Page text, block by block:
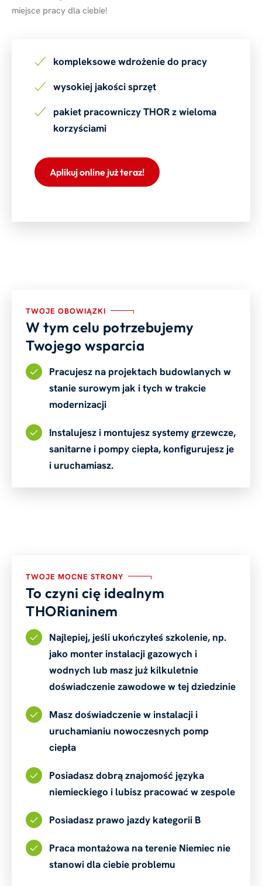
miejsce pracy dla ciebie!
kompleksowe wdrożenie do pracy
wysokiej jakości sprzęt
pakiet pracowniczy THOR z wieloma
korzyściami
Aplikuj online już teraz!
TWOJE OBOWIĄZKI
W tym celu potrzebujemy
Twojego wsparcia
Pracujesz na projektach budowlanych w
stanie surowym jak i tych w trakcie
modernizacji
Instalujesz i montujesz systemy grzewcze,
sanitarne i pompy ciepła, konfigurujesz je
i uruchamiasz.
TWOJE MOCNE STRONY
To czyni cię idealnym
THORianinem
Najlepiej, jeśli ukończyłeś szkolenie, np.
jako monter instalacji gazowych i
wodnych lub masz już kilkuletnie
doświadczenie zawodowe w tej dziedzinie
Masz doświadczenie w instalacji i
uruchamianiu nowoczesnych pomp
ciepła
Posiadasz dobrą znajomość języka
niemieckiego i lubisz pracować w zespole
Posiadasz prawo jazdy kategorii B
Praca montażowa na terenie Niemiec nie
stanowi dla ciebie problemu